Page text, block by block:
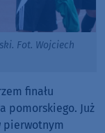
Fot. Wojciech
finału
pomorskiego. Już
pierwotnym